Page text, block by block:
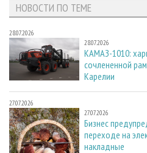
НОВОСТИ ПО ТЕМЕ
28.07.2026
28.07.2026
КАМАЗ-1010:
сочлененной
Карелии
27.07.2026
27.07.2026
Бизнес
переходе на
накладные